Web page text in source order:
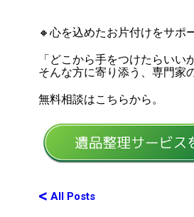
🔸心を込めたお片付けをサポ
「どこから手をつけたらいい
そんな方に寄り添う、専門家
無料相談はこちらから。
< All Posts